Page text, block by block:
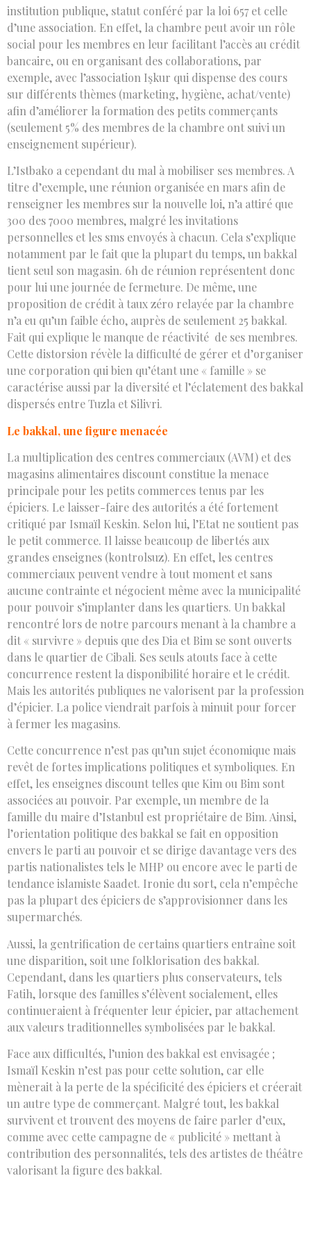
institution publique, statut conféré par la loi 657 et celle
d’une association. En effet, la chambre peut avoir un rôle
social pour les membres en leur facilitant l’accès au crédit
bancaire, ou en organisant des collaborations, par
exemple, avec l’association Işkur qui dispense des cours
sur différents thèmes (marketing, hygiène, achat/vente)
afin d’améliorer la formation des petits commerçants
(seulement 5% des membres de la chambre ont suivi un
enseignement supérieur).
L’Istbako a cependant du mal à mobiliser ses membres. A
titre d’exemple, une réunion organisée en mars afin de
renseigner les membres sur la nouvelle loi, n’a attiré que
300 des 7000 membres, malgré les invitations
personnelles et les sms envoyés à chacun. Cela s’explique
notamment par le fait que la plupart du temps, un bakkal
tient seul son magasin. 6h de réunion représentent donc
pour lui une journée de fermeture. De même, une
proposition de crédit à taux zéro relayée par la chambre
n’a eu qu’un faible écho, auprès de seulement 25 bakkal.
Fait qui explique le manque de réactivité de ses membres.
Cette distorsion révèle la difficulté de gérer et d’organiser
une corporation qui bien qu’étant une « famille » se
caractérise aussi par la diversité et l’éclatement des bakkal
dispersés entre Tuzla et Silivri.
Le bakkal, une figure menacée
La multiplication des centres commerciaux (AVM) et des
magasins alimentaires discount constitue la menace
principale pour les petits commerces tenus par les
épiciers. Le laisser-faire des autorités a été fortement
critiqué par Ismaïl Keskin. Selon lui, l’Etat ne soutient pas
le petit commerce. Il laisse beaucoup de libertés aux
grandes enseignes (kontrolsuz). En effet, les centres
commerciaux peuvent vendre à tout moment et sans
aucune contrainte et négocient même avec la municipalité
pour pouvoir s’implanter dans les quartiers. Un bakkal
rencontré lors de notre parcours menant à la chambre a
dit « survivre » depuis que des Dia et Bim se sont ouverts
dans le quartier de Cibali. Ses seuls atouts face à cette
concurrence restent la disponibilité horaire et le crédit.
Mais les autorités publiques ne valorisent par la profession
d’épicier. La police viendrait parfois à minuit pour forcer
à fermer les magasins.
Cette concurrence n’est pas qu’un sujet économique mais
revêt de fortes implications politiques et symboliques. En
effet, les enseignes discount telles que Kim ou Bim sont
associées au pouvoir. Par exemple, un membre de la
famille du maire d’Istanbul est propriétaire de Bim. Ainsi,
l’orientation politique des bakkal se fait en opposition
envers le parti au pouvoir et se dirige davantage vers des
partis nationalistes tels le MHP ou encore avec le parti de
tendance islamiste Saadet. Ironie du sort, cela n’empêche
pas la plupart des épiciers de s’approvisionner dans les
supermarchés.
Aussi, la gentrification de certains quartiers entraîne soit
une disparition, soit une folklorisation des bakkal.
Cependant, dans les quartiers plus conservateurs, tels
Fatih, lorsque des familles s’élèvent socialement, elles
continueraient à fréquenter leur épicier, par attachement
aux valeurs traditionnelles symbolisées par le bakkal.
Face aux difficultés, l’union des bakkal est envisagée ;
Ismaïl Keskin n’est pas pour cette solution, car elle
mènerait à la perte de la spécificité des épiciers et créerait
un autre type de commerçant. Malgré tout, les bakkal
survivent et trouvent des moyens de faire parler d’eux,
comme avec cette campagne de « publicité » mettant à
contribution des personnalités, tels des artistes de théâtre
valorisant la figure des bakkal.